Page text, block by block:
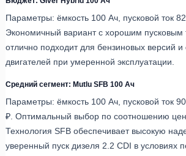
Параметры: ёмкость 100 Ач, пусковой ток
Экономичный вариант с хорошим пусковым
отлично подходит для бензиновых версий
двигателей при умеренной эксплуатации.
Средний сегмент: Mutlu SFB 100 Ач
Параметры: ёмкость 100 Ач, пусковой ток
₽. Оптимальный выбор по соотношению
Технология SFB обеспечивает высокую
уверенный пуск дизеля 2.2 CDI в условиях